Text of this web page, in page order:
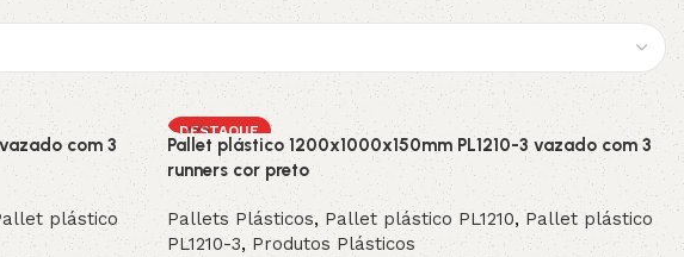
com 3
plástico
DESTAQUE
Pallet plástico 1200x1000x150mm PL1210-3 vazado com 3
runners cor preto
Pallets Plásticos, Pallet plástico PL1210, Pallet plástico
PL1210-3,Produtos Plásticos